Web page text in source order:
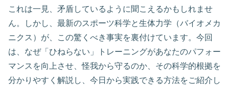
これは一見、矛盾しているように聞こえるかもしれませ
ん。しかし、最新のスポーツ科学と生体力学（バイオメカ
ニクス）が、この驚くべき事実を裏付けています。今回
は、なぜ「ひねらない」トレーニングがあなたのパフォー
マンスを向上させ、怪我から守るのか、その科学的根拠を
分かりやすく解説し、今日から実践できる方法をご紹介し